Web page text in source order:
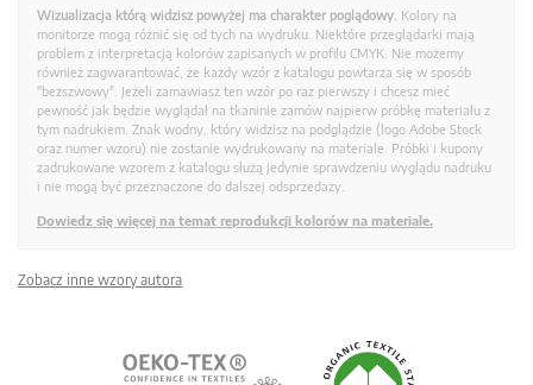
Wizualizacja którą widzisz powyżej ma charakter poglądowy. Kolory na
monitorze mogą różnić się od tych na wydruku. Niektóre przeglądarki mają
problem z interpretacją kolorów zapisanych w profilu CMYK. Nie możemy
również zagwarantować, że każdy wzór z katalogu powtarza się w sposób
"bezszwowy". Jeżeli zamawiasz ten wzór po raz pierwszy i chcesz mieć
pewność jak będzie wyglądał na tkaninie zamów najpierw próbkę materiału z
tym nadrukiem. Znak wodny, który widzisz na podglądzie (logo Adobe Stock
oraz numer wzoru) nie zostanie wydrukowany na materiale. Próbki i kupony
zadrukowane wzorem z katalogu służą jedynie sprawdzeniu wyglądu nadruku
i nie mogą być przeznaczone do dalszej odsprzedaży.
Dowiedz się więcej na temat reprodukcji kolorów na materiale.
Zobacz inne wzory autora